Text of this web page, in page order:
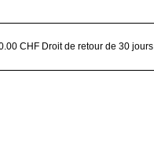
CHF Droit de retour de 30 jours